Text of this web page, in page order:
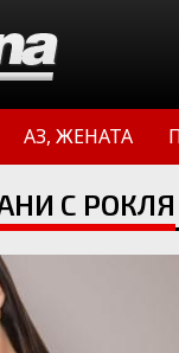
АЗ, ЖЕНАТА
С РОКЛЯ